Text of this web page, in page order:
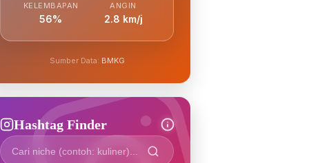
KELEMBAPAN
56%
ANGIN
2.8 km/j
Sumber Data: BMKG
Hashtag Finder